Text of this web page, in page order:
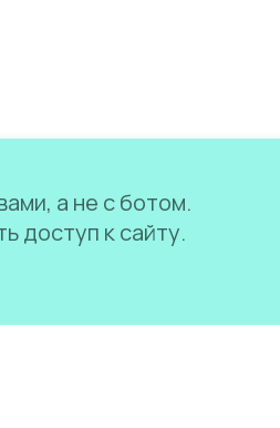
а не с ботом.
доступ к сайту.